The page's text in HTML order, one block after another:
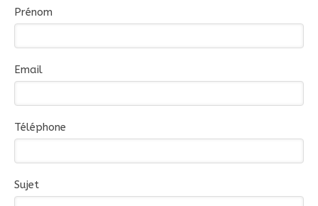
Prénom
Email
Téléphone
Sujet